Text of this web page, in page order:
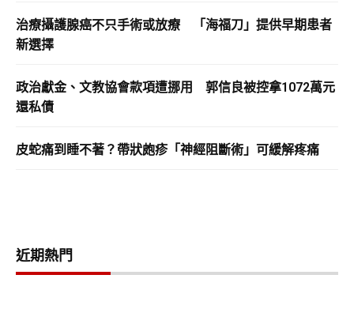
治療攝護腺癌不只手術或放療 「海福刀」提供早期患者
新選擇
政治獻金、文教協會款項遭挪用 郭信良被控拿1072萬元
還私債
皮蛇痛到睡不著？帶狀皰疹「神經阻斷術」可緩解疼痛
近期熱門